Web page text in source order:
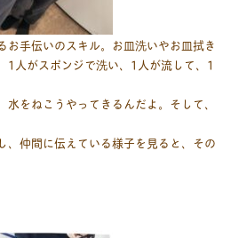
お手伝いのスキル。お皿洗いやお皿拭き
1人がスポンジで洗い、1人が流して、1
水をねこうやってきるんだよ。そして、
、仲間に伝えている様子を見ると、その